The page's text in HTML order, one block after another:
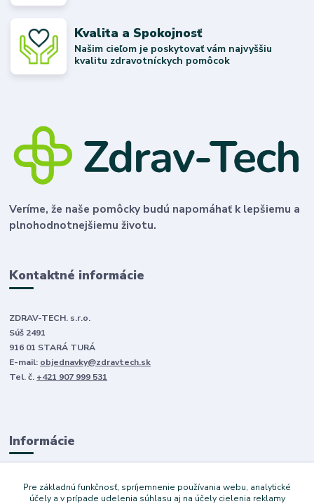
Kvalita a Spokojnosť
Našim cieľom je poskytovať vám najvyššiu
kvalitu zdravotníckych pomôcok
Veríme, že naše pomôcky budú napomáhať k lepšiemu a
plnohodnotnejšiemu životu.
Kontaktné informácie
ZDRAV-TECH. s.r.o.
Súš 2491
916 01 STARÁ TURÁ
E-mail: objednavky@zdravtech.sk
Tel. č. +421 907 999 531
Informácie
O nás
Obchodné podmienky
Pre základnú funkčnosť, spríjemnenie používania webu, analytické
účely a v prípade udelenia súhlasu aj na účely cielenia reklamy